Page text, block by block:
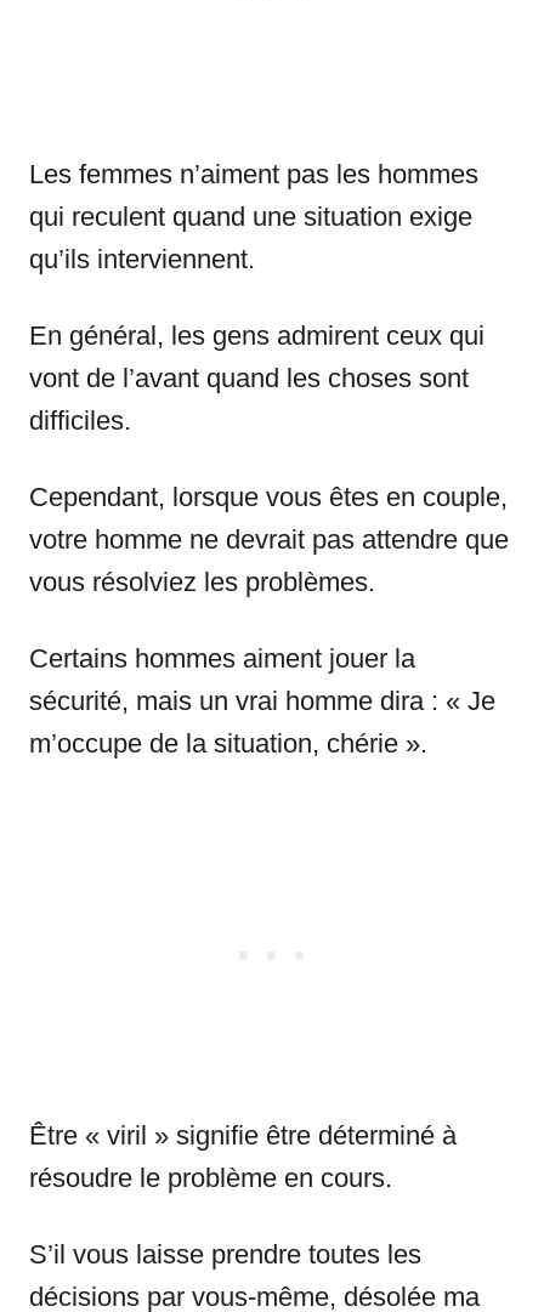
Les femmes n’aiment pas les hommes
qui reculent quand une situation exige
qu’ils interviennent.
En général, les gens admirent ceux qui
vont de l’avant quand les choses sont
difficiles.
Cependant, lorsque vous êtes en couple,
votre homme ne devrait pas attendre que
vous résolviez les problèmes.
Certains hommes aiment jouer la
sécurité, mais un vrai homme dira : « Je
m’occupe de la situation, chérie ».
Être « viril » signifie être déterminé à
résoudre le problème en cours.
S’il vous laisse prendre toutes les
décisions par vous-même, désolée ma